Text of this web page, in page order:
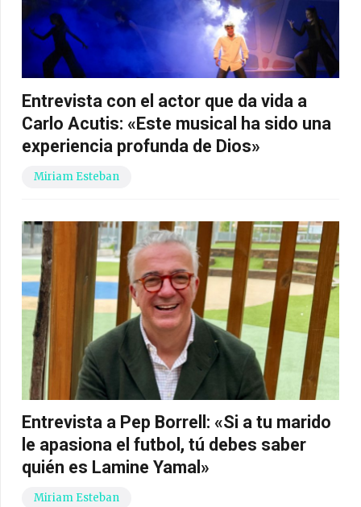
Entrevista con el actor que da vida a
Carlo Acutis: «Este musical ha sido una
experiencia profunda de Dios»
Miriam Esteban
Entrevista a Pep Borrell: «Si a tu marido
le apasiona el futbol, tú debes saber
quién es Lamine Yamal»
Miriam Esteban